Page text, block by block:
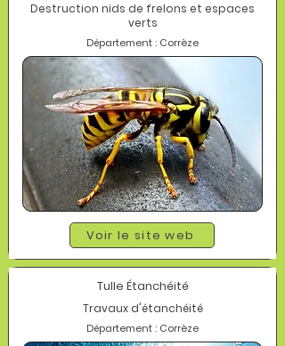
Destruction nids de frelons et espaces
verts
Département : Corrèze
Voir le site web
Tulle Étanchéité
Travaux d'étanchéité
Département : Corrèze